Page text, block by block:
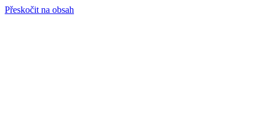
Přeskočit na obsah